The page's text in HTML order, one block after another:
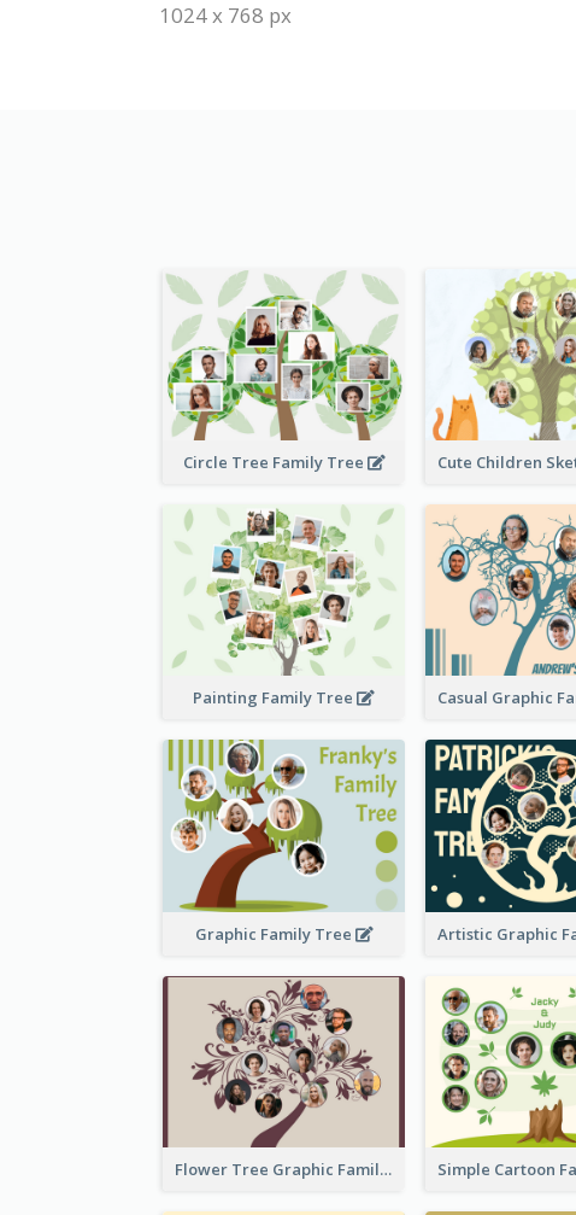
1024 x 768 px
Circle Tree Family Tree
Painting Family Tree
Graphic Family Tree
Flower Tree Graphic Family Tree